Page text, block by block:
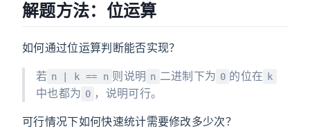
解题方法：位运算
如何通过位运算判断能否实现？
若 n | k == n 则说明 n 二进制下为 0 的位在 k
中也都为 0 ，说明可行。
可行情况下如何快速统计需要修改多少次？